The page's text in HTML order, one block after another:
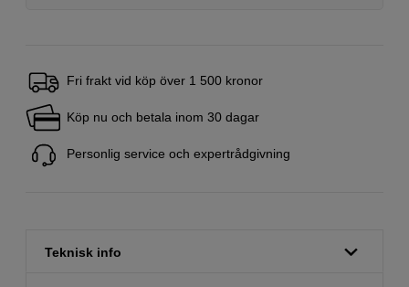
Fri frakt vid köp över 1 500 kronor
Köp nu och betala inom 30 dagar
Personlig service och expertrådgivning
Teknisk info